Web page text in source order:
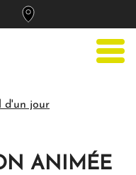
d'un jour
ANIMÉE